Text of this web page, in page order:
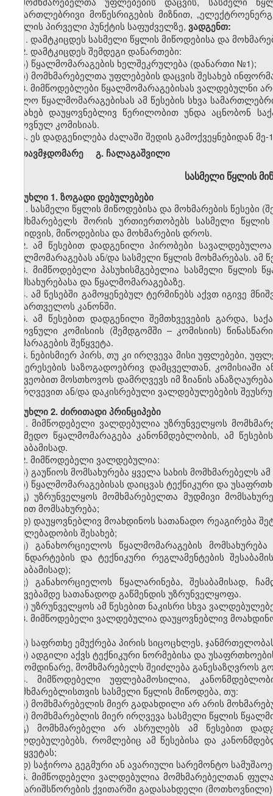
სამართლებრივი მოწესრიგების მიზნით,
მუხლის პირველი პუნქტის საფუძველზე, ვადგენთ:
1. დამტკიცდეს სასმელი წყლის მიწოდებისა და
2. დამტკიცდეს შემდეგი დანართები:
ა) წყალმომარაგების ხელშეკრულება (დანართი №1);
ბ) მომხმარებელთა უფლებების დაცვის შესახებ
3. მიმწოდებლები წყალმომარაგებისას ვალდებულნი
ხოლო წყალმომარაგებისას ამ წესების სხვა
შესახებ დაუყოვნებლივ წერილობით უნდა აცნობონ
ეროვნულ კომისიას.
4. ეს დადგენილება ძალაში შედის გამოქვეყნებიდან
თავმჯდომარე გ. ჩალაგაშვილი
სასმელი წყლის
მუხლი 1. ზოგადი დებულებები
1. სასმელი წყლის მიწოდებისა და მოხმარების
მომხმარებელს შორის ურთიერთობებს სასმელი
გაყიდვის, მიწოდებისა და მოხმარების დროს.
2. ამ წესებით დადგენილი პირობები
წყალმომარაგებას ან/და სასმელი წყლის მოხმარებას.
3. მიმწოდებელი პასუხისმგებელია სასმელი წყლის
მომსახურებასა და წყალმომარაგებაზე.
4. ამ წესებში გამოყენებულ ტერმინებს აქვთ იგივე
საქართველოს კანონში.
5. ამ წესებით დადგენილი შემთხვევების გარდა,
ეროვნული კომისიის (შემდგომში – კომისიის)
მომარაგების შეწყვეტა.
6. ნებისმიერ პირს, თუ კი ირღვევა მისი უფლებები,
ინტერესების საზოგადოებრივ დამცველთან,
მეშვეობით მოსთხოვოს დამრღვევს იმ ზიანის
დარღვევით ან/და დაკისრებული ვალდებულებების
მუხლი 2. ძირითადი პრინციპები
1. მიმწოდებელი ვალდებულია უზრუნველყოს
საიმედო წყალმომარაგება კანონმდებლობის, ამ
შესაბამისად.
2. მიმწოდებელი ვალდებულია:
ა) გაუწიოს მომსახურება ყველა სახის მომხმარებელს ამ
ბ) წყალმომარაგებისას დაიცვას ტექნიკური და
გ) უზრუნველყოს მომხმარებელთა მუდმივი
ხაზით მომსახურება;
დ) დაუყოვნებლივ მოახდინოს სათანადო რეაგირება
ცვალებადობის შესახებ;
ე) განახორციელოს წყალმომარაგების
სტანდარტების და ტექნიკური რეგლამენტების
შესაბამისად);
ვ) განახორციელოს წყალარინება, შესაბამისად,
ჩაშვებამდე სათანადოდ გაწმენდის უზრუნველყოფა.
ზ) უზრუნველყოს ამ წესებით ნაკისრი სხვა
3. მიმწოდებელი ვალდებულია დაუყოვნებლივ
ა) საფრთხე ემუქრება პირის სიცოცხლეს,
ბ) ადგილი აქვს ტექნიკური ნორმებისა და
გამომდინარე, მომხმარებელს შეიძლება
4. მიმწოდებელი უფლებამოსილია,
მომხმარებლისთვის სასმელი წყლის მიწოდება, თუ:
ა) მომხმარებელის მიერ გადახდილი არ არის
ბ) მომხმარებლის მიერ ირღვევა სასმელი წყლის
გ) მომხმარებელი არ ასრულებს ამ წესებით
ვალდებულებებს, რომლებიც ამ წესებისა და
შეწყვეტას;
დ) საჭიროა გეგმური ან ავარიული სარემონტო
5. მიმწოდებელი ვალდებულია მომხმარებელთან
ანგარიშსწორების ქვითარში გადასახდელი